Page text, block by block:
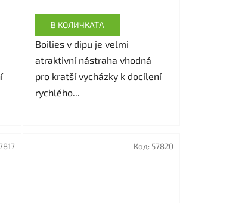
В КОЛИЧКАТА
Boilies v dipu je velmi
atraktivní nástraha vhodná
pro kratší vycházky k docílení
rychlého...
Код: 57820